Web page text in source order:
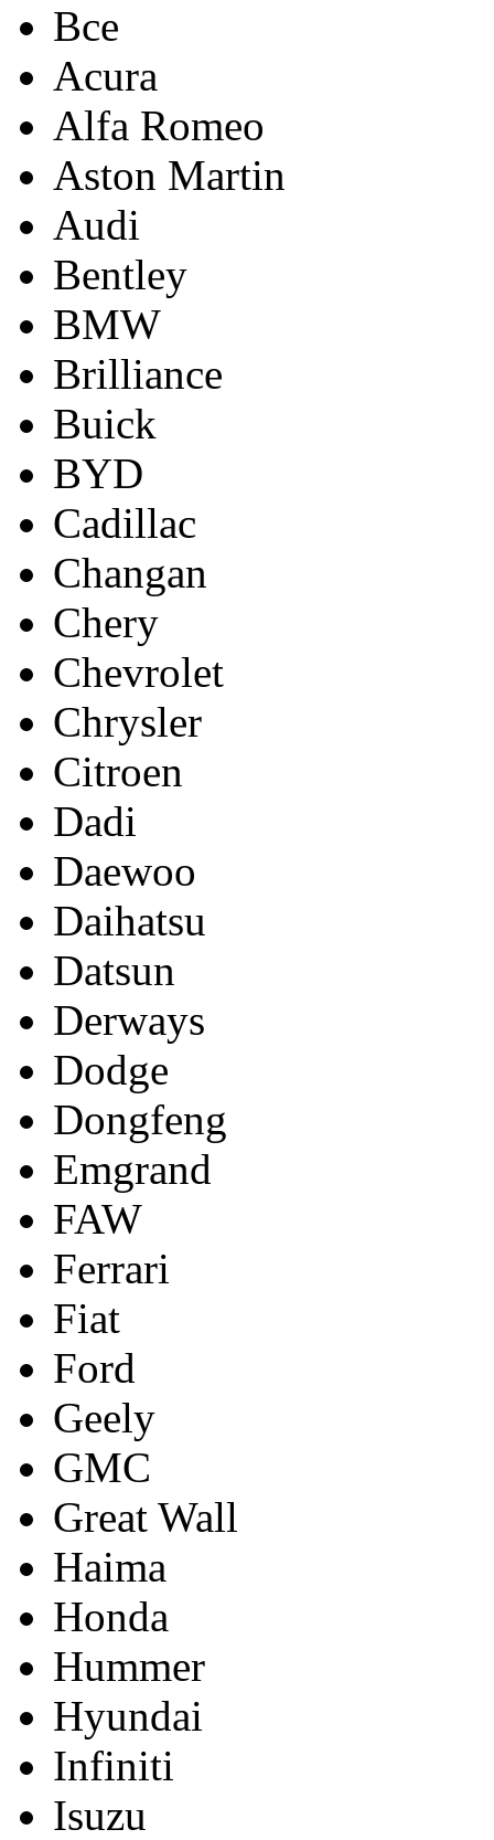
Все
Acura
Alfa Romeo
Aston Martin
Audi
Bentley
BMW
Brilliance
Buick
BYD
Cadillac
Changan
Chery
Chevrolet
Chrysler
Citroen
Dadi
Daewoo
Daihatsu
Datsun
Derways
Dodge
Dongfeng
Emgrand
FAW
Ferrari
Fiat
Ford
Geely
GMC
Great Wall
Haima
Honda
Hummer
Hyundai
Infiniti
Isuzu